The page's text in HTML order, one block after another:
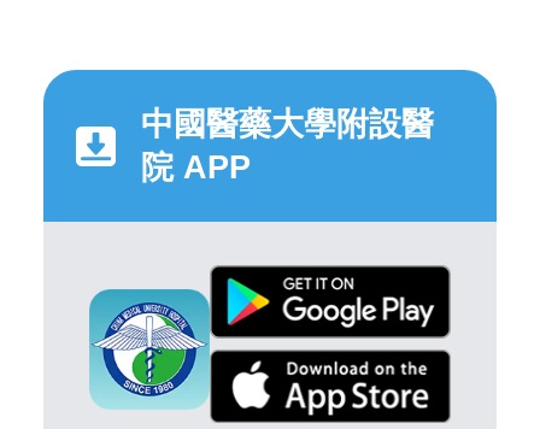
中國醫藥大學附設醫
院 APP